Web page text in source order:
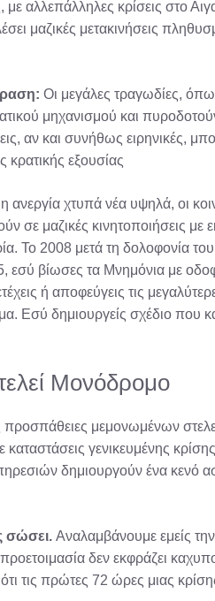
αλλεπάλληλες κρίσεις στο
μαζικές μετακινήσεις
Οι μεγάλες τραγωδίες,
μηχανισμού και
αν και συνήθως ειρηνικές,
κρατικής εξουσίας
ανεργία χτυπά νέα υψηλά, οι
μαζικές κινητοποιήσεις με
Το 2008 μετά τη δολοφονία
εσύ βίωσες τα Μνημόνια με
ή αποφεύγεις τις
Εσύ δημιουργείς σχέδιο που
Μονόδρομο
προσπάθειες μεμονωμένων
γενικευμένης
δημιουργούν ένα κενό
σώσει. Αναλαμβάνουμε εμείς
δεν εκφράζει
τις πρώτες 72 ώρες μιας